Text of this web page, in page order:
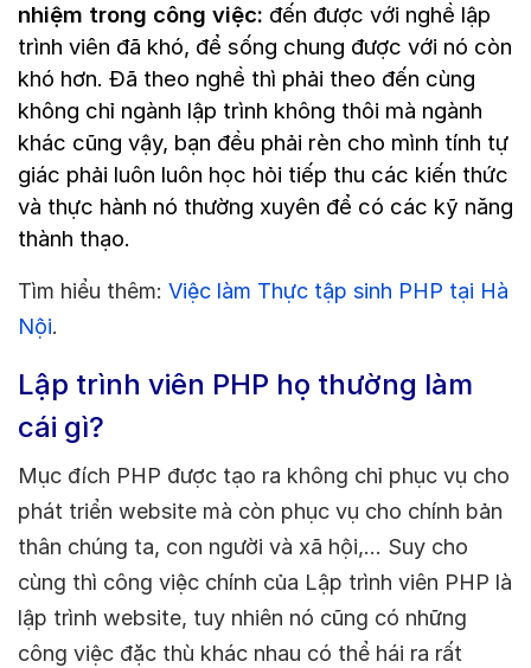
nhiệm trong công việc: đến được với nghề lập
trình viên đã khó, để sống chung được với nó còn
khó hơn. Đã theo nghề thì phải theo đến cùng
không chỉ ngành lập trình không thôi mà ngành
khác cũng vậy, bạn đều phải rèn cho mình tính tự
giác phải luôn luôn học hỏi tiếp thu các kiến thức
và thực hành nó thường xuyên để có các kỹ năng
thành thạo.
Tìm hiểu thêm: Việc làm Thực tập sinh PHP tại Hà
Nội.
Lập trình viên PHP họ thường làm
cái gì?
Mục đích PHP được tạo ra không chỉ phục vụ cho
phát triển website mà còn phục vụ cho chính bản
thân chúng ta, con người và xã hội,… Suy cho
cùng thì công việc chính của Lập trình viên PHP là
lập trình website, tuy nhiên nó cũng có những
công việc đặc thù khác nhau có thể hái ra rất